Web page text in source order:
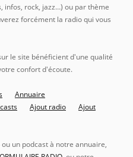
infos, rock, jazz…) ou par thème
forcément la radio qui vous
le site bénéficient d'une qualité
confort d'écoute.
Annuaire
Ajout radio
Ajout
un podcast à notre annuaire,